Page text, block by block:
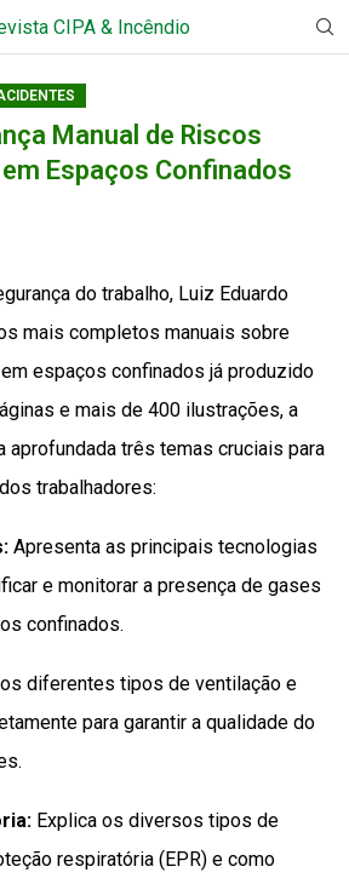
Manual de Riscos
Espaços Confinados
do trabalho, Luiz Eduardo
mais completos manuais sobre
espaços confinados já produzido
e mais de 400 ilustrações, a
aprofundada três temas cruciais para
trabalhadores:
Apresenta as principais tecnologias
e monitorar a presença de gases
confinados.
diferentes tipos de ventilação e
para garantir a qualidade do
Explica os diversos tipos de
respiratória (EPR) e como